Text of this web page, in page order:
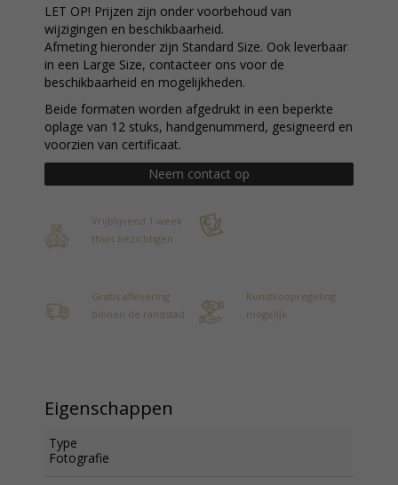
LET OP! Prijzen zijn onder voorbehoud van
wijzigingen en beschikbaarheid.
Afmeting hieronder zijn Standard Size. Ook leverbaar
in een Large Size, contacteer ons voor de
beschikbaarheid en mogelijkheden.
Beide formaten worden afgedrukt in een beperkte
oplage van 12 stuks, handgenummerd, gesigneerd en
voorzien van certificaat.
Neem contact op
Vrijblijvend 1 week
thuis bezichtigen
Gratis aflevering
binnen de randstad
Kunstkoopregeling
mogelijk
Eigenschappen
Type
Fotografie